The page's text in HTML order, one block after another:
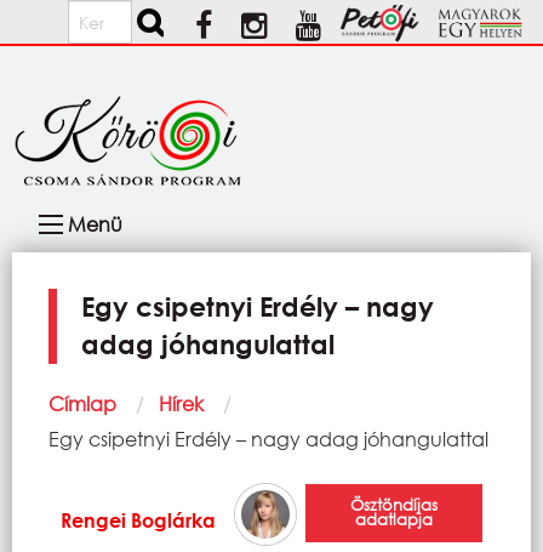
Ugrás a tartalomra
Keresés
navigáció
Menü
Egy csipetnyi Erdély – nagy
adag jóhangulattal
Morzsa
Címlap
Hírek
Current:
Egy csipetnyi Erdély – nagy adag jóhangulattal
Rengei Boglárka
Ösztöndíjas
adatlapja